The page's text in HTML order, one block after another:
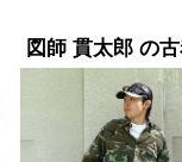
図師 貫太郎 の